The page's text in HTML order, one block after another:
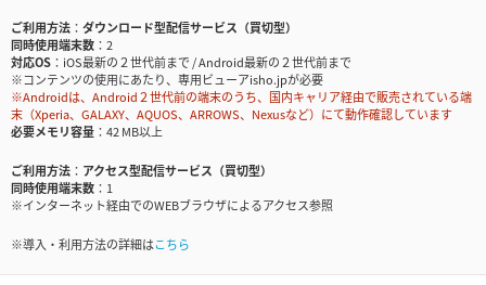
ご利用方法
ダウンロード型配信サービス（買切型）
同時使用端末数
2
対応OS
iOS最新の２世代前まで / Android最新の２世代前まで
※コンテンツの使用にあたり、専用ビューアisho.jpが必要
※Androidは、Android２世代前の端末のうち、国内キャリア経由で販売されている端
末（Xperia、GALAXY、AQUOS、ARROWS、Nexusなど）にて動作確認しています
必要メモリ容量
42 MB以上
ご利用方法
アクセス型配信サービス（買切型）
同時使用端末数
1
※インターネット経由でのWEBブラウザによるアクセス参照
※導入・利用方法の詳細はこちら